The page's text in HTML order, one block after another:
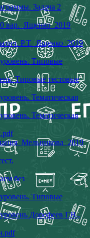
Задача 2
вар._Ященко_2019
Р.Т._Ященко_2019
Типовые
Типовые тестовые
Тематическая
Тематическая
без
Типовые
Дорофеев Г.В.,